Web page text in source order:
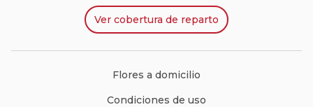
Ver cobertura de reparto
Flores a domicilio
Condiciones de uso